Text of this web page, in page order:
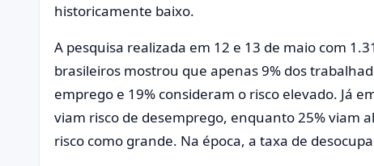
historicamente baixo.
A pesquisa realizada em 12 e 13 de maio com
brasileiros mostrou que apenas 9% dos
emprego e 19% consideram o risco elevado. Já
viam risco de desemprego, enquanto 25% viam
risco como grande. Na época, a taxa de